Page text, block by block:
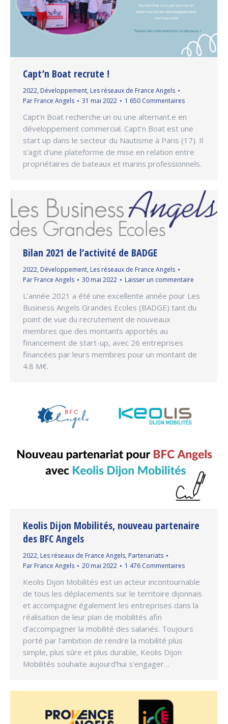
Capt’n Boat recrute !
2022, Développement, Les réseaux de France Angels
Par France Angels 31 mai 2022 1 650 Commentaires
Capt’n Boat recherche un ou une alternant.e en
développement commercial. Capt’n Boat est une
start up dans le secteur du Nautisme à Paris (17). Il
s’agit d’une plateforme de mise en relation entre
propriétaires de bateaux et marins professionnels.
Bilan 2021 de l’activité de BADGE
2022, Développement, Les réseaux de France Angels
Par France Angels 30 mai 2022 Laisser un commentaire
L’année 2021 a été une excellente année pour Les
Business Angels Grandes Ecoles (BADGE) tant du
point de vue du recrutement de nouveaux
membres que des montants apportés au
financement de start-up, avec 26 entreprises
financées par leurs membres pour un montant de
4.8 M€.
Keolis Dijon Mobilités, nouveau partenaire
des BFC Angels
2022, Les réseaux de France Angels, Partenariats
Par France Angels 20 mai 2022 1 476 Commentaires
Keolis Dijon Mobilités est un acteur incontournable
de tous les déplacements sur le territoire dijonnais
et accompagne également les entreprises dans la
réalisation de leur plan de mobilités afin
d’accompagner la mobilité des salariés. Toujours
porté par l’ambition de rendre la mobilité plus
simple, plus sûre et plus durable, Keolis Dijon
Mobilités souhaite aujourd’hui s’engager…